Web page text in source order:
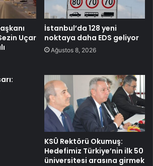
Uçar
İstanbul’da 128 yeni
noktaya daha EDS geliyor
Ağustos 8, 2026
KSÜ Rektörü Okumuş:
Hedefimiz Türkiye’nin ilk 50
üniversitesi arasına girmek